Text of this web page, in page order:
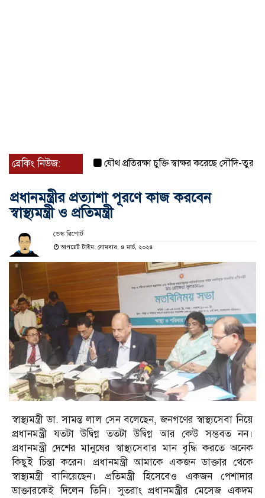
ব্রেকিং নিউজ: যৌথ প্রতিরক্ষা চুক্তি স্বাক্ষর করেছে সৌদি-তুরস্ক-
প্রধানমন্ত্রীর প্রত্যাশা পূরণে কাজ করবেন
স্বাস্থ্যমন্ত্রী ও প্রতিমন্ত্রী
ডেস্ক রিপোর্ট
আপডেট টাইম: সোমবার, ৪ মার্চ, ২০২৪
স্বাস্থ্যমন্ত্রী ডা. সামন্ত লাল সেন বলেছেন, জনগণের স্বাস্থ্যসেবা নিয়ে
প্রধানমন্ত্রী যতটা উদ্বিগ্ন ততটা উদ্বিগ্ন আর কেউ সম্ভবত নন।
প্রধানমন্ত্রী দেশের মানুষের স্বাস্থ্যসেবার মান বৃদ্ধি করতে অনেক
কিছুই চিন্তা করেন। প্রধানমন্ত্রী আমাকে একজন ডাক্তার থেকে
স্বাস্থ্যমন্ত্রী বানিয়েছেন। প্রতিমন্ত্রী হিসেবেও একজন পেশাদার
ডাক্তারকেই দিলেন তিনি। সুতরাং প্রধানমন্ত্রীর মেসেজ একদম